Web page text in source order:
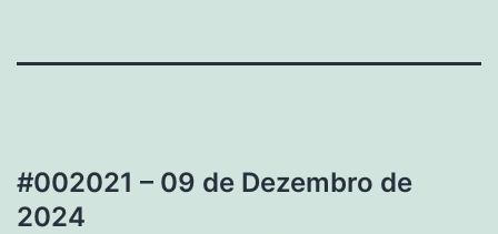
#002021 – 09 de Dezembro de
2024